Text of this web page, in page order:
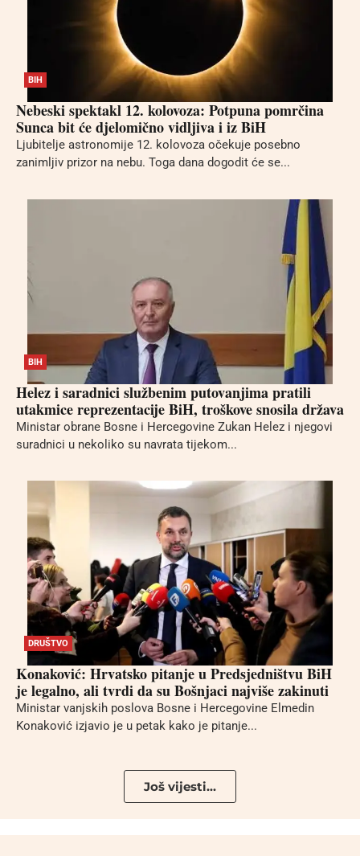
BIH
Nebeski spektakl 12. kolovoza: Potpuna pomrčina
Sunca bit će djelomično vidljiva i iz BiH
Ljubitelje astronomije 12. kolovoza očekuje posebno
zanimljiv prizor na nebu. Toga dana dogodit će se...
BIH
Helez i saradnici službenim putovanjima pratili
utakmice reprezentacije BiH, troškove snosila država
Ministar obrane Bosne i Hercegovine Zukan Helez i njegovi
suradnici u nekoliko su navrata tijekom...
DRUŠTVO
Konaković: Hrvatsko pitanje u Predsjedništvu BiH
je legalno, ali tvrdi da su Bošnjaci najviše zakinuti
Ministar vanjskih poslova Bosne i Hercegovine Elmedin
Konaković izjavio je u petak kako je pitanje...
Još vijesti...